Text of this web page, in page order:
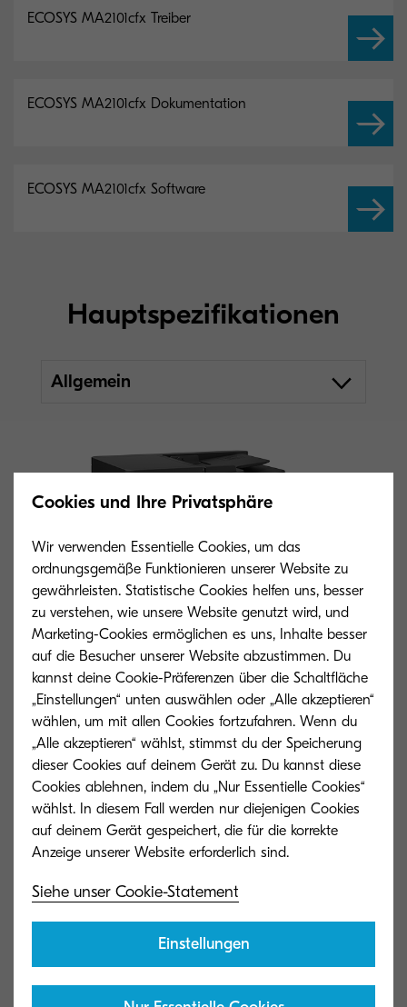
ECOSYS MA2101cfx Treiber
ECOSYS MA2101cfx Dokumentation
ECOSYS MA2101cfx Software
Hauptspezifikationen
Allgemein
Allgemeiner Typ
Farb-Multifunktionssystem (4in1) für
Formate bis DIN A4
Bis zu 21 Seiten A4 pro Minute in Farbe
Aufwärmzeit
Cookies und Ihre Privatsphäre
Wir verwenden Essentielle Cookies, um das
ordnungsgemäße Funktionieren unserer Website zu
gewährleisten. Statistische Cookies helfen uns, besser
zu verstehen, wie unsere Website genutzt wird, und
Marketing-Cookies ermöglichen es uns, Inhalte besser
auf die Besucher unserer Website abzustimmen. Du
kannst deine Cookie-Präferenzen über die Schaltfläche
„Einstellungen“ unten auswählen oder „Alle akzeptieren“
wählen, um mit allen Cookies fortzufahren. Wenn du
„Alle akzeptieren“ wählst, stimmst du der Speicherung
dieser Cookies auf deinem Gerät zu. Du kannst diese
Cookies ablehnen, indem du „Nur Essentielle Cookies“
wählst. In diesem Fall werden nur diejenigen Cookies
auf deinem Gerät gespeichert, die für die korrekte
Siehe unser Cookie-Statement
Einstellungen